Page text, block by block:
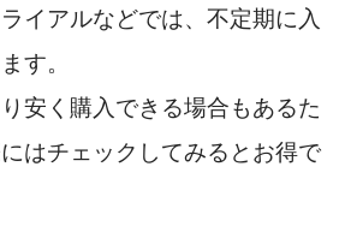
イアルなどでは、不定期に入
す。
安く購入できる場合もあるた
はチェックしてみるとお得で